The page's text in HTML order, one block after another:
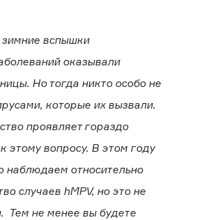
вспышки
оказывали
Но тогда никто особо не
которые их вызвали.
проявляет гораздо
этому вопросу. В этом году
наблюдаем относительно
случаев hMPV, но это не
Тем не менее вы будете